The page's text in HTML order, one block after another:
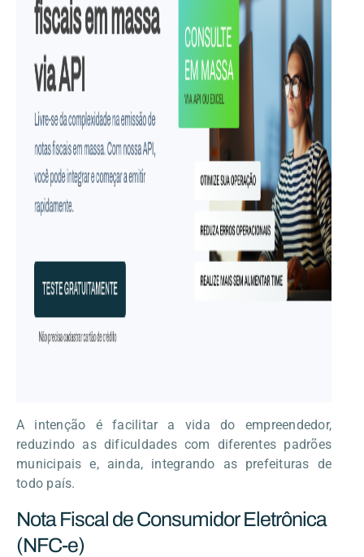
A intenção é facilitar a vida do empreendedor,
reduzindo as dificuldades com diferentes padrões
municipais e, ainda, integrando as prefeituras de
todo país.
Nota Fiscal de Consumidor Eletrônica
(NFC-e)